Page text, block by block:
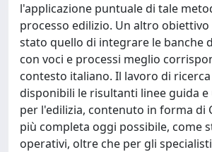
l'applicazione puntuale di tale
processo edilizio. Un altro
stato quello di integrare le banche
con voci e processi meglio
contesto italiano. Il lavoro di
disponibili le risultanti linee guida e
per l'edilizia, contenuto in forma di
più completa oggi possibile, come
operativi, oltre che per gli